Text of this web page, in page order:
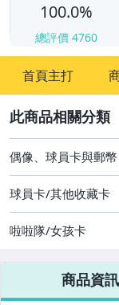
100.0%
總評價 4760
首頁主打
圖書/影音/文具
成人專區
玩具、模型與公仔
偶像、球員卡與郵幣
偶像、球員卡與郵幣
球員卡/其他收藏卡
啦啦隊/女孩卡
商品資訊